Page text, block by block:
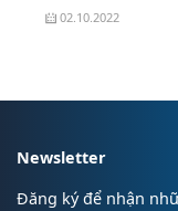
02.10.2022
Newsletter
Đăng ký để nhận